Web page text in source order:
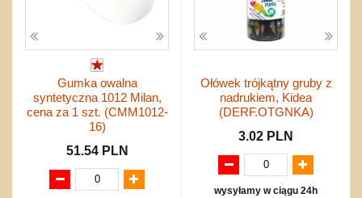
Gumka owalna
syntetyczna 1012 Milan,
cena za 1 szt. (CMM1012-
16)
51.54 PLN
Ołówek trójkątny gruby z
nadrukiem, Kidea
(DERF.OTGNKA)
3.02 PLN
wysyłamy w ciągu 24h